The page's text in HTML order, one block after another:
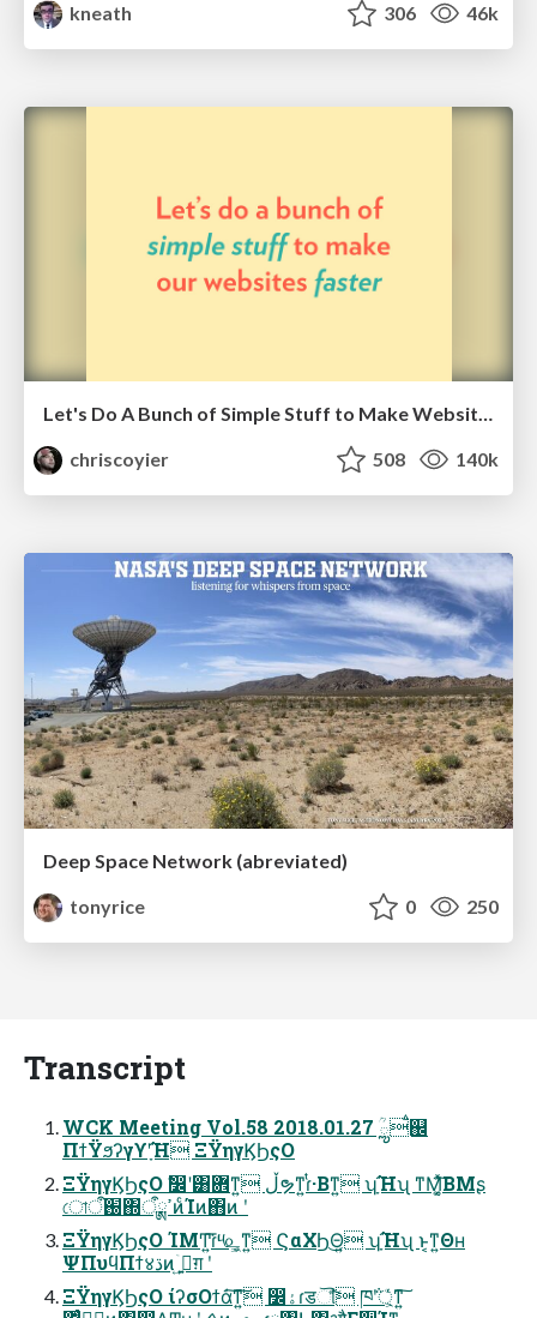
kneath
306 46k
Let's Do A Bunch of Simple Stuff to Make Websites Faster
chriscoyier
508 140k
Deep Space Network (abreviated)
tonyrice
0 250
Transcript
WCK Meeting Vol.58 2018.01.27 ؒౢࠫ஌
ΠϯΫϧʔγϒʹָ͠Ή ΞΫηγϏϦςΟ
ΞΫηγϏϦςΟ ࣗ෼ʹ͸ؔ܎ͳ͍ ڵຯͳ͍ɾͭ·Βͳ͍ ʮָ͠Ήʯ ͳΜ͚͔ͯ͠ΒΜʂ
ো֐ऀ΍ߴྸऀͷͨΊͷ΋ͷ ʹ
ΞΫηγϏϦςΟ ΊΜͲ͍͘͞ɾ༥௨͕͖͔ͳ͍ ϚαΧϦ͜Θ͍ ʮָ͠Ήʯ ͱ͔ͳ͍Θʜ
ΨΠυϥΠϯ४ڌͷ͍ۤࢥ͍ग़ ʹ
ΞΫηγϏϦςΟ ίʔσΟϯά͠ͳ͍͠ ෼ۀɾडୗͩ͠ ཁ݅ʹ্͕ͬͯͳ͍͠